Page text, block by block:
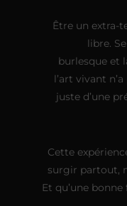
Être un extra-
libre.
burlesque et
l’art vivant
juste d’une
Cette
surgir partout,
Et qu’une